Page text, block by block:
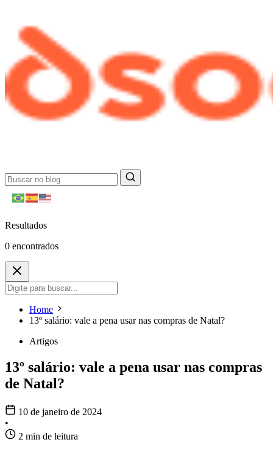
Resultados
0 encontrados
Home
13º salário: vale a pena usar nas compras de Natal?
Artigos
13º salário: vale a pena usar nas compras
de Natal?
10 de janeiro de 2024
•
2 min de leitura